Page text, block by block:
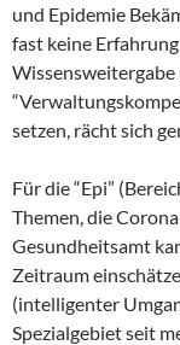
und Epidemie
fast keine
Wissensweitergabe
setzen, rächt sich
Für die “Epi”
Themen, die
Gesundheitsamt
Zeitraum
(intelligenter
Spezialgebiet seit